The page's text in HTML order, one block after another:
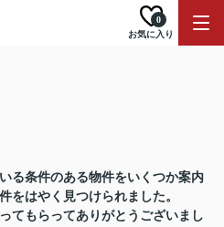
お気に入り
0
る条件のある物件をいくつか案内
をはやく見つけられました。
てもらってありがとうございまし